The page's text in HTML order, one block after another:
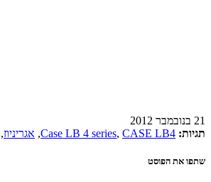
21 בנובמבר 2012
תגיות:
Case LB 4 series, CASE LB4
, אגריניוז,
שתפו את הפוסט